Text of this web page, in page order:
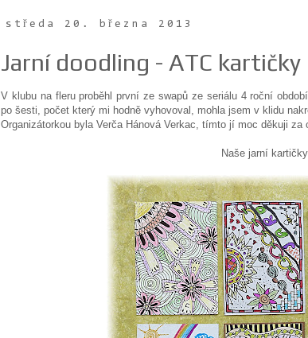
středa 20. března 2013
Jarní doodling - ATC kartičky
V klubu na fleru proběhl první ze swapů ze seriálu 4 roční
po šesti, počet který mi hodně vyhovoval, mohla jsem v klidu
Organizátorkou byla Verča Hánová Verkac, tímto jí moc děkuji za
Naše jarní kartičky